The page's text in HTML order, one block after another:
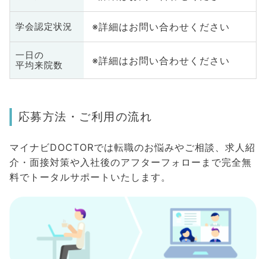
学会認定状況 ※詳細はお問い合わせください
一日の
平均来院数
※詳細はお問い合わせください
応募方法・ご利用の流れ
マイナビDOCTORでは転職のお悩みやご相談、求人紹
介・面接対策や入社後のアフターフォローまで完全無
料でトータルサポートいたします。